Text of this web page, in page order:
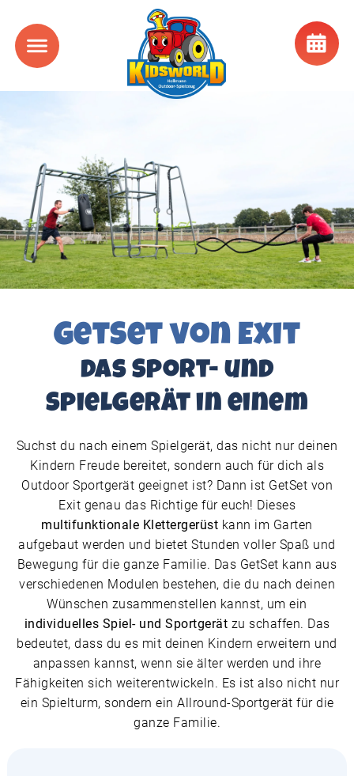
GetSet von Exit
das Sport- und
Spielgerät in einem
Suchst du nach einem Spielgerät, das nicht nur deinen
Kindern Freude bereitet, sondern auch für dich als
Outdoor Sportgerät geeignet ist? Dann ist GetSet von
Exit genau das Richtige für euch! Dieses
multifunktionale Klettergerüst kann im Garten
aufgebaut werden und bietet Stunden voller Spaß und
Bewegung für die ganze Familie. Das GetSet kann aus
verschiedenen Modulen bestehen, die du nach deinen
Wünschen zusammenstellen kannst, um ein
individuelles Spiel- und Sportgerät zu schaffen. Das
bedeutet, dass du es mit deinen Kindern erweitern und
anpassen kannst, wenn sie älter werden und ihre
Fähigkeiten sich weiterentwickeln. Es ist also nicht nur
ein Spielturm, sondern ein Allround-Sportgerät für die
ganze Familie.